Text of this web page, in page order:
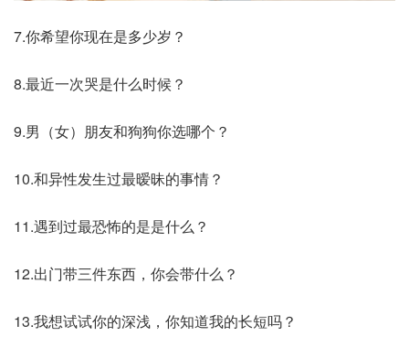
7.你希望你现在是多少岁？
8.最近一次哭是什么时候？
9.男（女）朋友和狗狗你选哪个？
10.和异性发生过最暧昧的事情？
11.遇到过最恐怖的是是什么？
12.出门带三件东西，你会带什么？
13.我想试试你的深浅，你知道我的长短吗？